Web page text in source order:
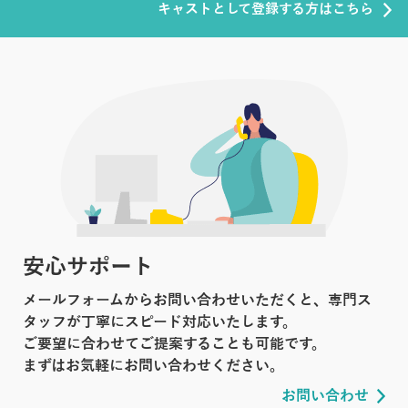
キャストとして登録する方はこちら
安心サポート
メールフォームからお問い合わせいただくと、専門ス
タッフが丁寧にスピード対応いたします。
ご要望に合わせてご提案することも可能です。
まずはお気軽にお問い合わせください。
お問い合わせ